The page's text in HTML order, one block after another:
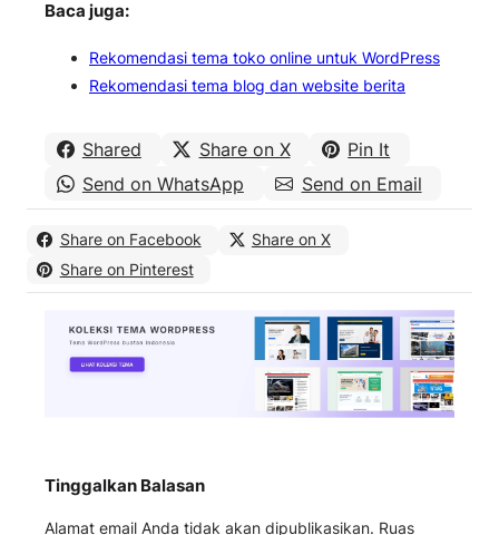
Baca juga:
Rekomendasi tema toko online untuk WordPress
Rekomendasi tema blog dan website berita
Shared Share on X
Pin It
Send on WhatsApp
Send on Email
Share on Facebook
Share on X
Share on Pinterest
Tinggalkan Balasan
Alamat email Anda tidak akan dipublikasikan. Ruas